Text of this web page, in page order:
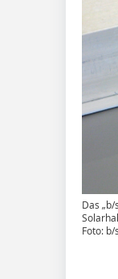
Das
Foto: